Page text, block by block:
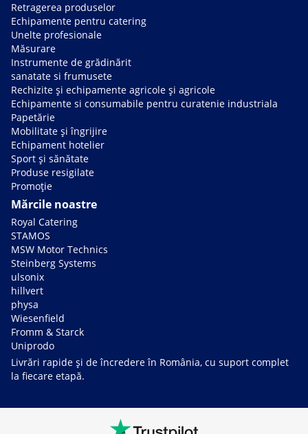
Retragerea produselor
Echipamente pentru catering
Unelte profesionale
Măsurare
Instrumente de grădinărit
sanatate si frumusete
Rechizite și echipamente agricole și agricole
Echipamente si consumabile pentru curatenie industriala
Papetărie
Mobilitate și îngrijire
Echipament hotelier
Sport și sănătate
Produse resigilate
Promoție
Mărcile noastre
Royal Catering
STAMOS
MSW Motor Technics
Steinberg Systems
ulsonix
hillvert
physa
Wiesenfield
Fromm & Starck
Uniprodo
Livrări rapide și de încredere în România, cu suport complet
la fiecare etapă.